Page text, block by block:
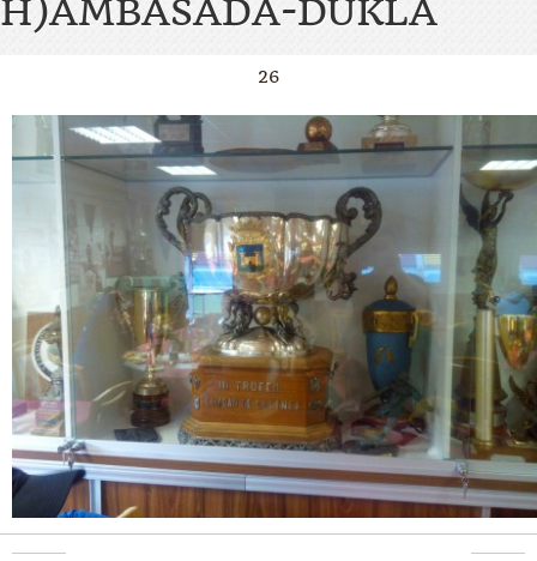
H)AMBASADA-DUKLA
26